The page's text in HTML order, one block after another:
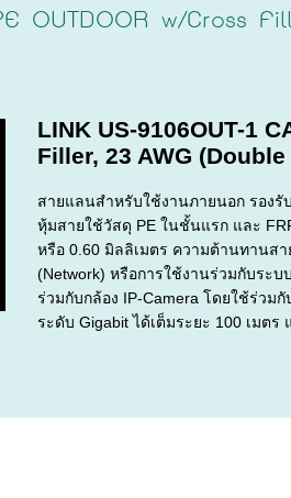
OUTDOOR w/Cross
LINK US-9106OUT-1
Filler, 23 AWG
สายแลนสำหรับใช้งานภายนอก รองรั
หุ้มสายใช้วัสดุ PE ในชั้นแรก และ
หรือ 0.60 มิลลิเมตร ความต้านทานสา
(Network) หรือการใช้งานร่วมกับระ
ร่วมกับกล้อง IP-Camera โดยใช้ร่วม
ระดับ Gigabit ได้เต็มระยะ 100 เมตร